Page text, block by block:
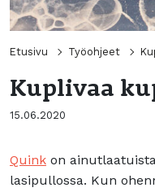
Etusivu Työohjeet
Kuplivaa
15.06.2020
Quink on
lasipullossa. Kun